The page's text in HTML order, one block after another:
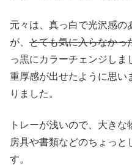
元々は、真っ白で光沢感の
が、 とても気に入らなかっ
っ黒にカラーチェンジし
重厚感が出せたように思い
りました。
トレーが浅いので、大き
房具や書類などのちょっと
す。